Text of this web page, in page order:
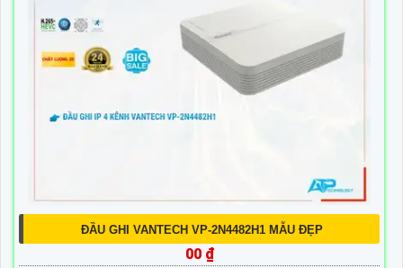
ĐẦU GHI VANTECH VP-2N4482H1 MẪU ĐẸP
00 ₫